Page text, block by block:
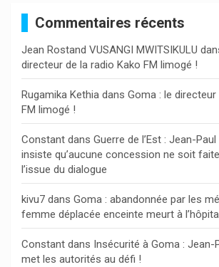
c
h
e
r
Commentaires récents
Jean Rostand VUSANGI MWITSIKULU
directeur de la radio Kako FM limogé !
Rugamika Kethia dans Goma : le
FM limogé !
Constant dans Guerre de l’Est : Jean-
insiste qu’aucune concession ne soit
l’issue du dialogue
kivu7 dans Goma : abandonnée par les
femme déplacée enceinte meurt à
Constant dans Insécurité à Goma : Jean-
met les autorités au défi !